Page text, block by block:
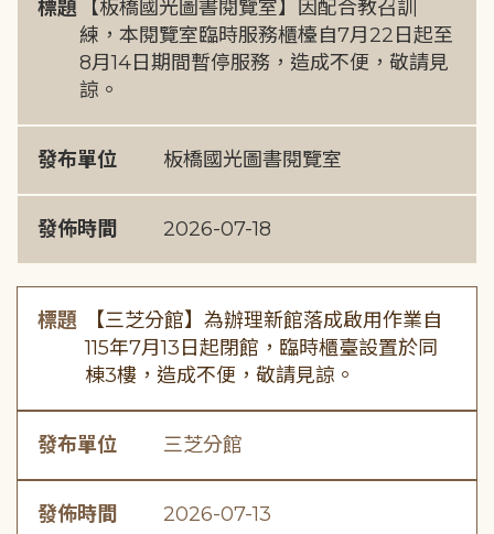
標題
【板橋國光圖書閱覽室】因配合教召訓
練，本閱覽室臨時服務櫃檯自7月22日起至
8月14日期間暫停服務，造成不便，敬請見
諒。
發布單位 板橋國光圖書閱覽室
發佈時間 2026-07-18
標題
【三芝分館】為辦理新館落成啟用作業自
115年7月13日起閉館，臨時櫃臺設置於同
棟3樓，造成不便，敬請見諒。
發布單位 三芝分館
發佈時間 2026-07-13